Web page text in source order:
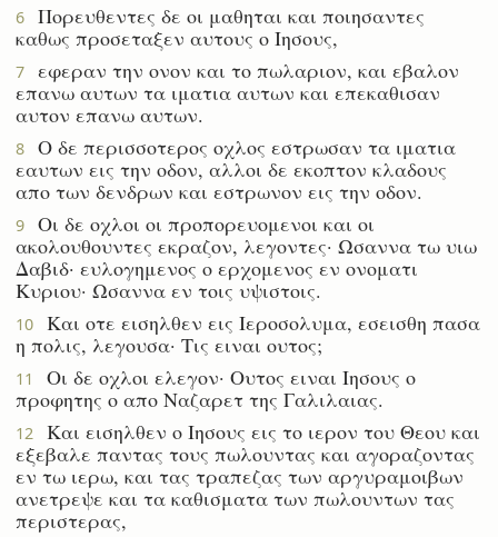
6
Πορευθεντες δε οι μαθηται και ποιησαντες
καθως προσεταξεν αυτους ο Ιησους,
7
εφεραν την ονον και το πωλαριον, και εβαλον
επανω αυτων τα ιματια αυτων και επεκαθισαν
αυτον επανω αυτων.
8
Ο δε περισσοτερος οχλος εστρωσαν τα ιματια
εαυτων εις την οδον, αλλοι δε εκοπτον κλαδους
απο των δενδρων και εστρωνον εις την οδον.
9
Οι δε οχλοι οι προπορευομενοι και οι
ακολουθουντες εκραζον, λεγοντες· Ωσαννα τω υιω
Δαβιδ· ευλογημενος ο ερχομενος εν ονοματι
Κυριου· Ωσαννα εν τοις υψιστοις.
10
Και οτε εισηλθεν εις Ιεροσολυμα, εσεισθη πασα
η πολις, λεγουσα· Τις ειναι ουτος;
11
Οι δε οχλοι ελεγον· Ουτος ειναι Ιησους ο
προφητης ο απο Ναζαρετ της Γαλιλαιας.
12
Και εισηλθεν ο Ιησους εις το ιερον του Θεου και
εξεβαλε παντας τους πωλουντας και αγοραζοντας
εν τω ιερω, και τας τραπεζας των αργυραμοιβων
ανετρεψε και τα καθισματα των πωλουντων τας
περιστερας,